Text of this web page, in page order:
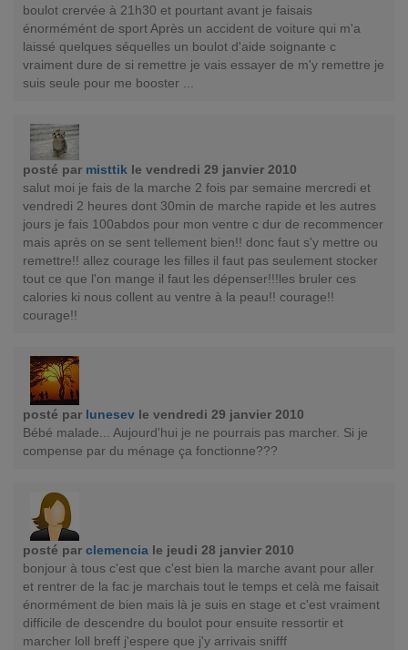
boulot crervée à 21h30 et pourtant avant je faisais
énormémént de sport Après un accident de voiture qui m'a
laissé quelques séquelles un boulot d'aide soignante c
vraiment dure de si remettre je vais essayer de m'y remettre je
suis seule pour me booster ...
posté par misttik le vendredi 29 janvier 2010
salut moi je fais de la marche 2 fois par semaine mercredi et
vendredi 2 heures dont 30min de marche rapide et les autres
jours je fais 100abdos pour mon ventre c dur de recommencer
mais après on se sent tellement bien!! donc faut s'y mettre ou
remettre!! allez courage les filles il faut pas seulement stocker
tout ce que l'on mange il faut les dépenser!!!les bruler ces
calories ki nous collent au ventre à la peau!! courage!!
courage!!
posté par lunesev le vendredi 29 janvier 2010
Bébé malade... Aujourd'hui je ne pourrais pas marcher. Si je
compense par du ménage ça fonctionne???
posté par clemencia le jeudi 28 janvier 2010
bonjour à tous c'est que c'est bien la marche avant pour aller
et rentrer de la fac je marchais tout le temps et celà me faisait
énormément de bien mais là je suis en stage et c'est vraiment
difficile de descendre du boulot pour ensuite ressortir et
marcher loll breff j'espere que j'y arrivais snifff